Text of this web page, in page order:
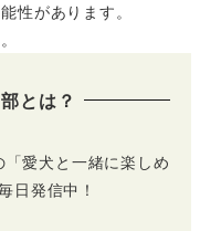
DOG
HOLE in わ
29〜11/30
性があります。
とは？
愛犬と一緒に楽しめ
日発信中！